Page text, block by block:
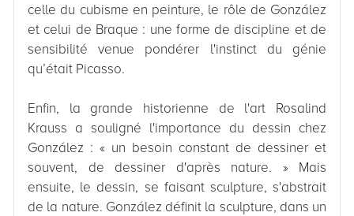
celle du cubisme en peinture, le rôle de González
et celui de Braque : une forme de discipline et de
sensibilité venue pondérer l'instinct du génie
qu’était Picasso.
Enfin, la grande historienne de l'art Rosalind
Krauss a souligné l'importance du dessin chez
González : « un besoin constant de dessiner et
souvent, de dessiner d'après nature. » Mais
ensuite, le dessin, se faisant sculpture, s'abstrait
de la nature. González définit la sculpture, dans un